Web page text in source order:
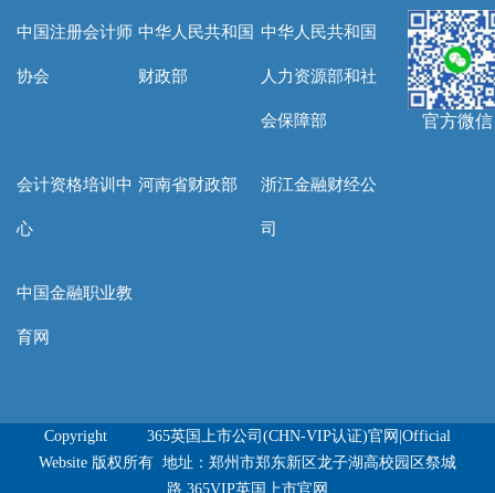
中国注册会计师
协会
中华人民共和国
财政部
中华人民共和国
人力资源部和社
会保障部
会计资格培训中
心
河南省财政部 浙江金融财经公
司
中国金融职业教
育网
官方微信
Copyright 365英国上市公司(CHN-VIP认证)官网|Official
Website 版权所有 地址：郑州市郑东新区龙子湖高校园区祭城
路 365VIP英国上市官网